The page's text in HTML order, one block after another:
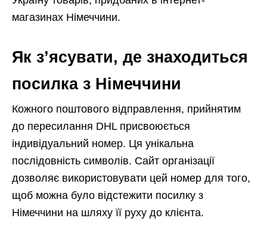
магазинах Німеччини.
Як з’ясувати, де знаходиться
посилка з Німеччини
Кожного поштового відправлення, прийнятим
до пересилання DHL присвоюється
індивідуальний номер. Ця унікальна
послідовність символів. Сайт організації
дозволяє використовувати цей номер для того,
щоб можна було відстежити посилку з
Німеччини на шляху її руху до клієнта.